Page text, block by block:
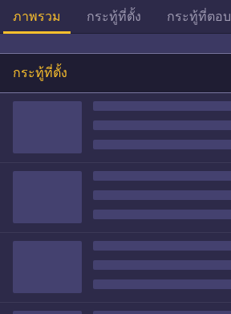
ภาพรวม กระทู้ที่ตั้ง กระทู้ที่ตอบ
กระทู้ที่ตั้ง